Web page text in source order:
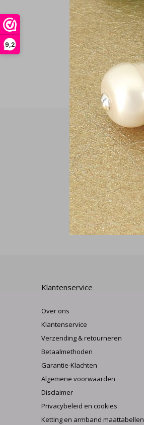
9,2
Klantenservice
Over ons
Klantenservice
Verzending & retourneren
Betaalmethoden
Garantie-Klachten
Algemene voorwaarden
Disclaimer
Privacybeleid en cookies
Ketting en armband maattabellen